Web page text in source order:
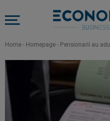
Home - Homepage - Pensionarii au